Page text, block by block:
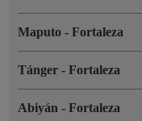
Maputo - Fortaleza
Tánger - Fortaleza
Abiyán - Fortaleza